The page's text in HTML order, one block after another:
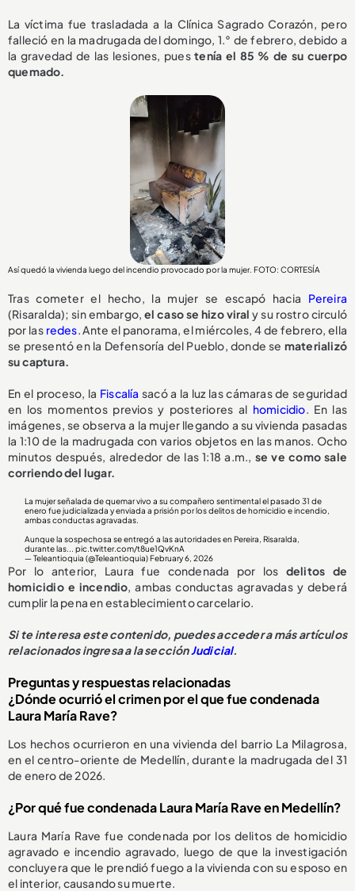
La víctima fue trasladada a la Clínica Sagrado Corazón, pero
falleció en la madrugada del domingo, 1.° de febrero, debido a
la gravedad de las lesiones, puestenía el 85 % de su cuerpo
quemado.
Así quedó la vivienda luego del incendio provocado por la mujer. FOTO: CORTESÍA
Tras cometer el hecho, la mujer se escapó hacia Pereira
(Risaralda); sin embargo, el caso se hizo viral y su rostro circuló
por las redes. Ante el panorama, el miércoles, 4 de febrero, ella
se presentó en la Defensoría del Pueblo, donde se materializó
su captura.
En el proceso, la Fiscalía sacó a la luz las cámaras de seguridad
en los momentos previos y posteriores al homicidio. En las
imágenes, se observa a la mujer llegando a su vivienda pasadas
la 1:10 de la madrugada con varios objetos en las manos. Ocho
minutos después, alrededor de las 1:18 a.m., se ve como sale
corriendo del lugar.
La mujer señalada de quemar vivo a su compañero sentimental el pasado 31 de
enero fue judicializada y enviada a prisión por los delitos de homicidio e incendio,
ambas conductas agravadas.
Aunque la sospechosa se entregó a las autoridades en Pereira, Risaralda,
durante las...pic.twitter.com/t8ue1QvKnA
— Teleantioquia (@Teleantioquia)February 6, 2026
Por lo anterior, Laura fue condenada por los delitos de
homicidio e incendio, ambas conductas agravadas y deberá
cumplir la pena en establecimiento carcelario.
Si te interesa este contenido, puedes acceder a más artículos
relacionados ingresa a la secciónJudicial.
Preguntas y respuestas relacionadas
¿Dónde ocurrió el crimen por el que fue condenada
Laura María Rave?
Los hechos ocurrieron en una vivienda del barrio La Milagrosa,
en el centro-oriente de Medellín, durante la madrugada del 31
de enero de 2026.
¿Por qué fue condenada Laura María Rave en Medellín?
Laura María Rave fue condenada por los delitos de homicidio
agravado e incendio agravado, luego de que la investigación
concluyera que le prendió fuego a la vivienda con su esposo en
el interior, causando su muerte.